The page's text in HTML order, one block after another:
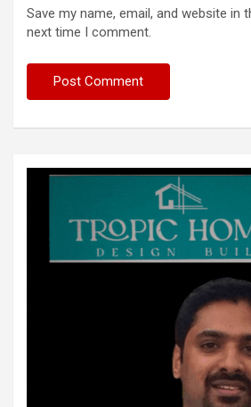
Save my name, email, and website in
next time I comment.